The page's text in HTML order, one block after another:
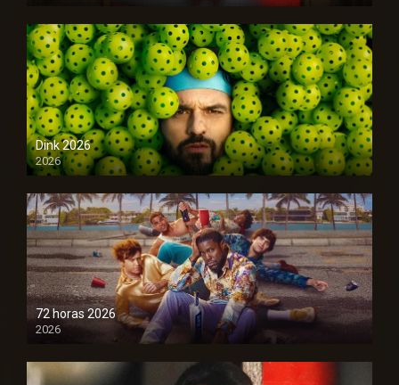
Dink 2026
2026
1080P
72 horas 2026
2026
1080P